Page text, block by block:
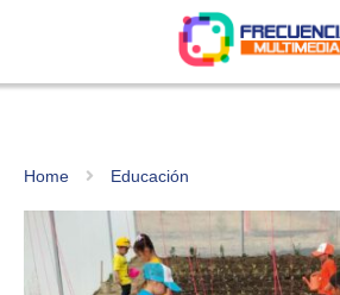
Home Educación